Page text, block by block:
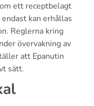
ett receptbelagt
kan erhållas
Reglerna kring
övervakning av
att Epanutin
sätt.